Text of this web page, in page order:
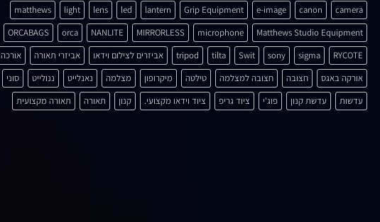
camera
canon
e-image
Grip Equipment
lantern
led
lens
light
matthews
Matthews Studio Equipment
microphone
MIRRORLESS
NANLITE
orca
ORCABAGS
RYCOTE
sigma
sony
Swit
tilta
tripod אביזרים לצילום וידאו אביזרי תאורה אורכה
אורקה באגס
חצובה חצובה למצלמה טילטה מיקרופון מצלמה נאנלייט ננולייט סוני
עדשות
עדשת קנון פוג'י ציוד גריפ ציוד וידאו מקצועי. קנון תאורה תאורה מקצועית